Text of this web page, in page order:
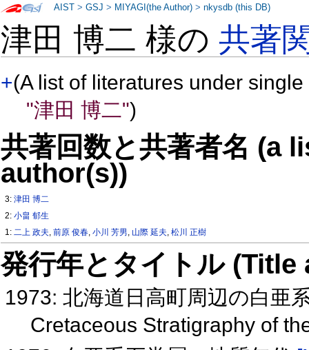
津田 博二 様の共著
+(A list of literatures under
"津田 博二")
共著回数と共著者名 (a
author(s))
3:津田 博二
2:小畠 郁生
1:二上 政夫,前原 俊春,小川 芳男, 山際 延夫,松川 正樹
発行年とタイトル
1973: 北海道日高町周辺の白亜
Cretaceous Stratigraphy of
AIST >GSJ > MIYAGI(the Author) >nkysdb (this DB)